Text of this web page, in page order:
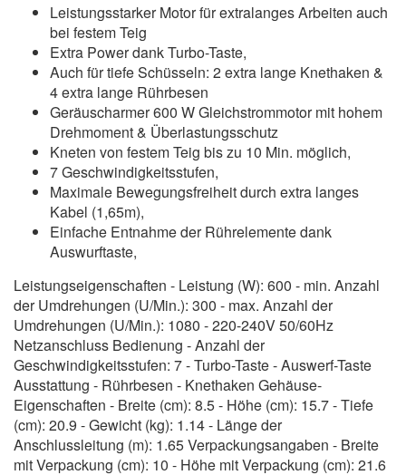
Leistungsstarker Motor für extralanges Arbeiten auch
bei festem Teig
Extra Power dank Turbo-Taste,
Auch für tiefe Schüsseln: 2 extra lange Knethaken &
4 extra lange Rührbesen
Geräuscharmer 600 W Gleichstrommotor mit hohem
Drehmoment & Überlastungsschutz
Kneten von festem Teig bis zu 10 Min. möglich,
7 Geschwindigkeitsstufen,
Maximale Bewegungsfreiheit durch extra langes
Kabel (1,65m),
Einfache Entnahme der Rührelemente dank
Auswurftaste,
Leistungseigenschaften - Leistung (W): 600 - min. Anzahl
der Umdrehungen (U/Min.): 300 - max. Anzahl der
Umdrehungen (U/Min.): 1080 - 220-240V 50/60Hz
Netzanschluss Bedienung - Anzahl der
Geschwindigkeitsstufen: 7 - Turbo-Taste - Auswerf-Taste
Ausstattung - Rührbesen - Knethaken Gehäuse-
Eigenschaften - Breite (cm): 8.5 - Höhe (cm): 15.7 - Tiefe
(cm): 20.9 - Gewicht (kg): 1.14 - Länge der
Anschlussleitung (m): 1.65 Verpackungsangaben - Breite
mit Verpackung (cm): 10 - Höhe mit Verpackung (cm): 21.6